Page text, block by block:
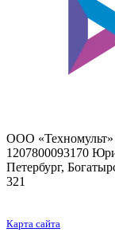
ООО
1207800093170
Петербург,
321
Карта сайта